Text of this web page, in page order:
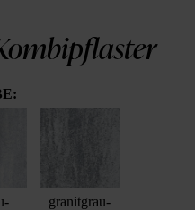
granitgrau-